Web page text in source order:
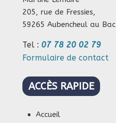
205, rue de Fressies,
59265 Aubencheul au Bac
Tel : 07 78 20 02 79
Formulaire de contact
ACCÈS RAPIDE
Accueil